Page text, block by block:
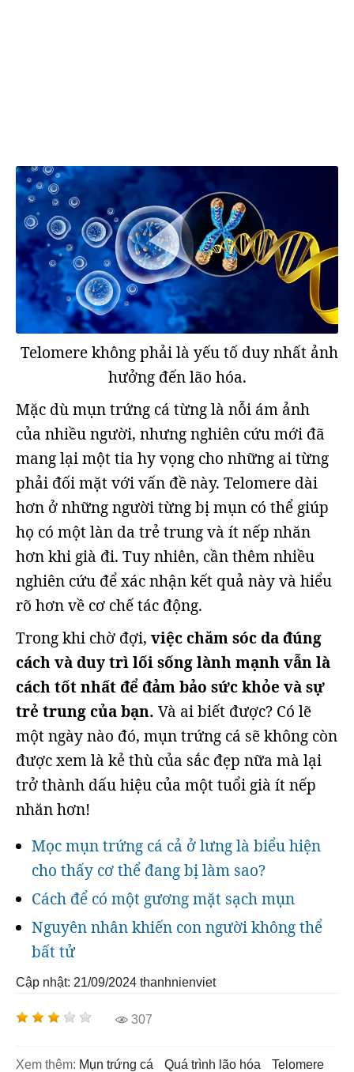
Telomere không phải là yếu tố duy nhất ảnh
hưởng đến lão hóa.
Mặc dù mụn trứng cá từng là nỗi ám ảnh
của nhiều người, nhưng nghiên cứu mới đã
mang lại một tia hy vọng cho những ai từng
phải đối mặt với vấn đề này. Telomere dài
hơn ở những người từng bị mụn có thể giúp
họ có một làn da trẻ trung và ít nếp nhăn
hơn khi già đi. Tuy nhiên, cần thêm nhiều
nghiên cứu để xác nhận kết quả này và hiểu
rõ hơn về cơ chế tác động.
Trong khi chờ đợi, việc chăm sóc da đúng
cách và duy trì lối sống lành mạnh vẫn là
cách tốt nhất để đảm bảo sức khỏe và sự
trẻ trung của bạn. Và ai biết được? Có lẽ
một ngày nào đó, mụn trứng cá sẽ không còn
được xem là kẻ thù của sắc đẹp nữa mà lại
trở thành dấu hiệu của một tuổi già ít nếp
nhăn hơn!
Mọc mụn trứng cá cả ở lưng là biểu hiện
cho thấy cơ thể đang bị làm sao?
Cách để có một gương mặt sạch mụn
Nguyên nhân khiến con người không thể
bất tử
Cập nhật: 21/09/2024 thanhnienviet
307
Xem thêm: Mụn trứng cá quá trình lão hóa
telomere